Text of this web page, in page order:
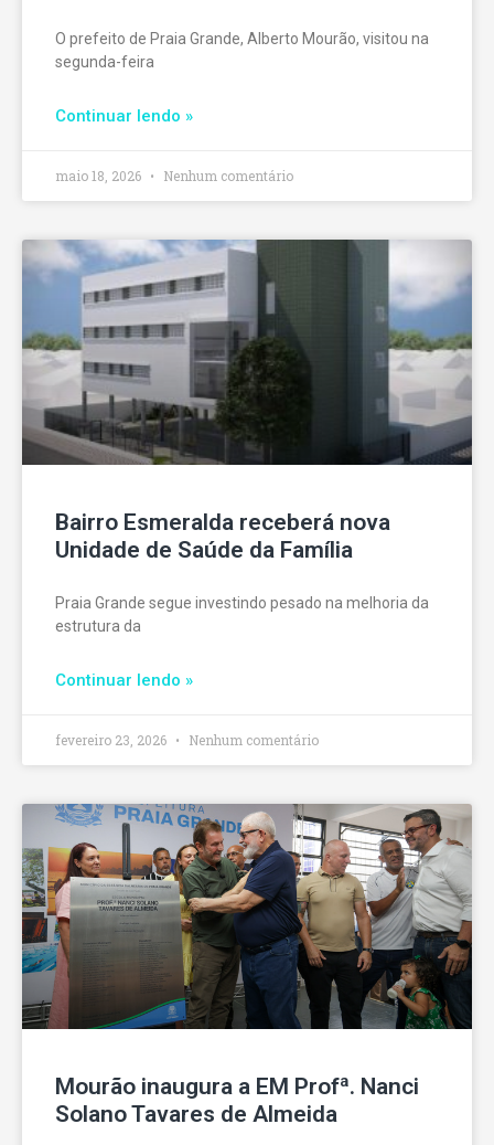
O prefeito de Praia Grande, Alberto Mourão, visitou na
segunda-feira
Continuar lendo »
maio 18, 2026 Nenhum comentário
Bairro Esmeralda receberá nova
Unidade de Saúde da Família
Praia Grande segue investindo pesado na melhoria da
estrutura da
Continuar lendo »
fevereiro 23, 2026 Nenhum comentário
Mourão inaugura a EM Profª. Nanci
Solano Tavares de Almeida